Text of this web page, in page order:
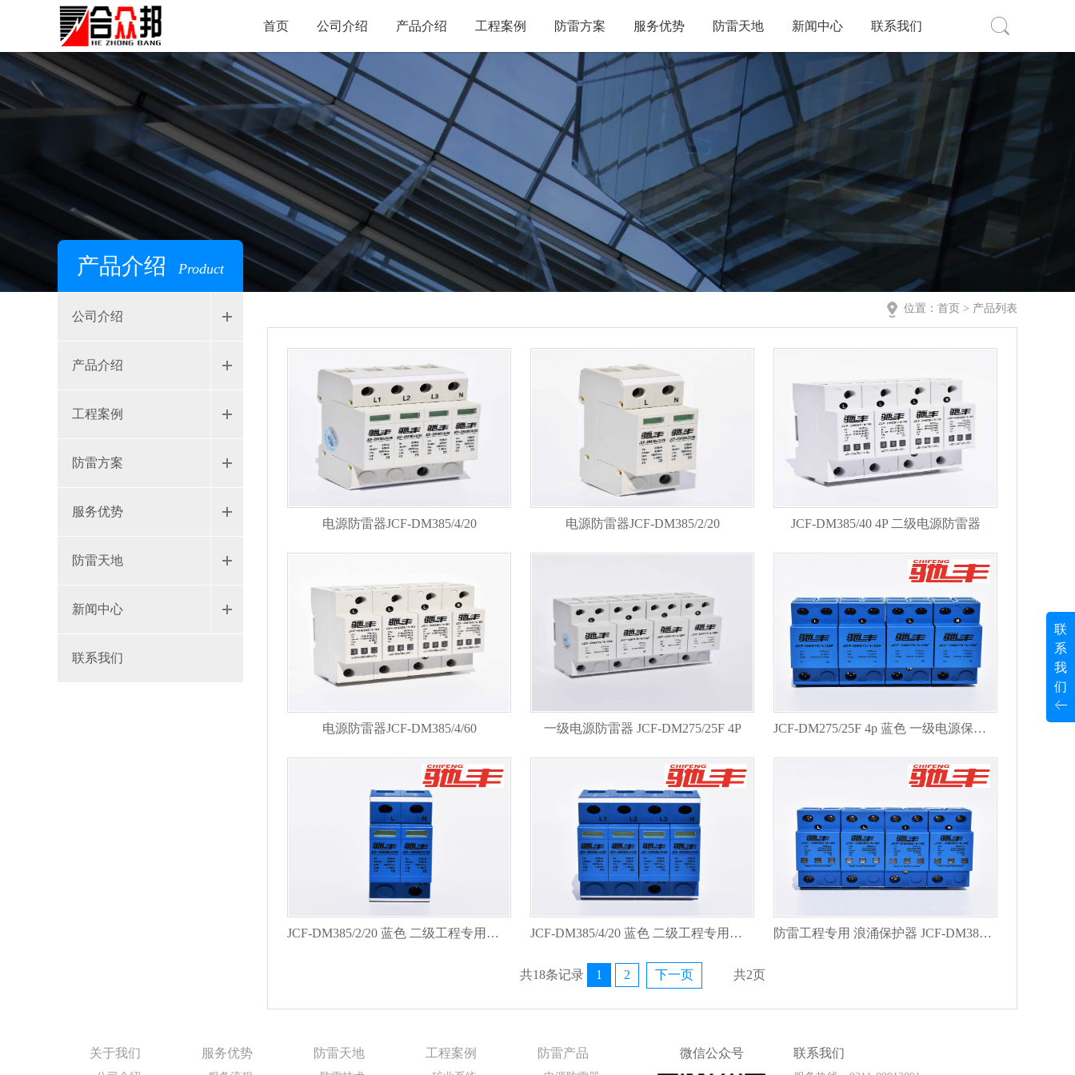
首页 公司介绍 产品介绍 工程案例 防雷方案 服务优势 防雷天地 新闻中心 联系我们
产品介绍 Product
公司介绍
产品介绍
工程案例
防雷方案
服务优势
防雷天地
新闻中心
联系我们
位置： 首页 > 产品列表
电源防雷器JCF-DM385/4/20 电源防雷器JCF-DM385/2/20 JCF-DM385/40 4P 二级电源防雷器
电源防雷器JCF-DM385/4/60 一级电源防雷器 JCF-DM275/25F 4P JCF-DM275/25F 4p 蓝色 一级电源保护器 防雷工程专用
JCF-DM385/2/20 蓝色 二级工程专用防雷器 JCF-DM385/4/20 蓝色 二级工程专用防雷器 防雷工程专用 浪涌保护器 JCF-DM385/40 4p 蓝色
共18条记录 1 2 下一页 共2页
关于我们 服务优势 防雷天地 工程案例 防雷产品 微信公众号 联系我们
联
系
我
们